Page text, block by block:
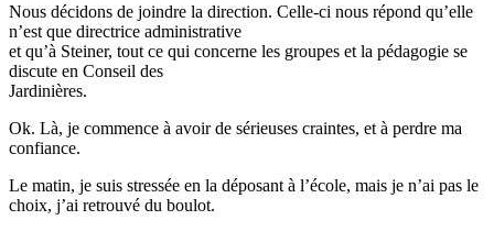
Nous décidons de joindre la direction. Celle-ci nous répond qu’elle
n’est que directrice administrative
et qu’à Steiner, tout ce qui concerne les groupes et la pédagogie se
discute en Conseil des
Jardinières.
Ok. Là, je commence à avoir de sérieuses craintes, et à perdre ma
confiance.
Le matin, je suis stressée en la déposant à l’école, mais je n’ai pas le
choix, j’ai retrouvé du boulot.